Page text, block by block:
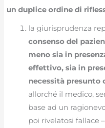
un duplice ordine di
la giurisprudenza
consenso del
meno sia in
effettivo, sia in
necessità presunto
allorché il medico,
base ad un
poi rivelatosi fallace